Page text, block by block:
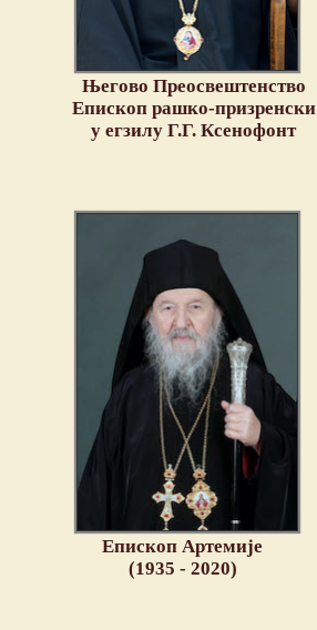
Његово Преосвештенство
Епископ рашко-призренски
у егзилу Г.Г. Ксенофонт
Епископ Артемије
(1935 - 2020)